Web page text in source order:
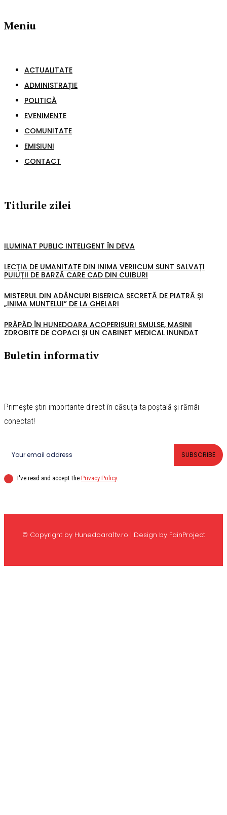
Meniu
ACTUALITATE
ADMINISTRAȚIE
POLITICĂ
EVENIMENTE
COMUNITATE
EMISIUNI
CONTACT
Titlurile zilei
ILUMINAT PUBLIC INTELIGENT ÎN DEVA
LECȚIA DE UMANITATE DIN INIMA VERIICUM SUNT SALVAȚI
PUIUȚII DE BARZĂ CARE CAD DIN CUIBURI
MISTERUL DIN ADÂNCURI BISERICA SECRETĂ DE PIATRĂ ȘI
„INIMA MUNTELUI” DE LA GHELARI
PRĂPĂD ÎN HUNEDOARA ACOPERIȘURI SMULSE, MAȘINI
ZDROBITE DE COPACI ȘI UN CABINET MEDICAL INUNDAT
Buletin informativ
Primește știri importante direct în căsuța ta poștală și rămâi
conectat!
SUBSCRIBE
I've read and accept the Privacy Policy.
© Copyright by Hunedoara1tv.ro | Design by FainProject